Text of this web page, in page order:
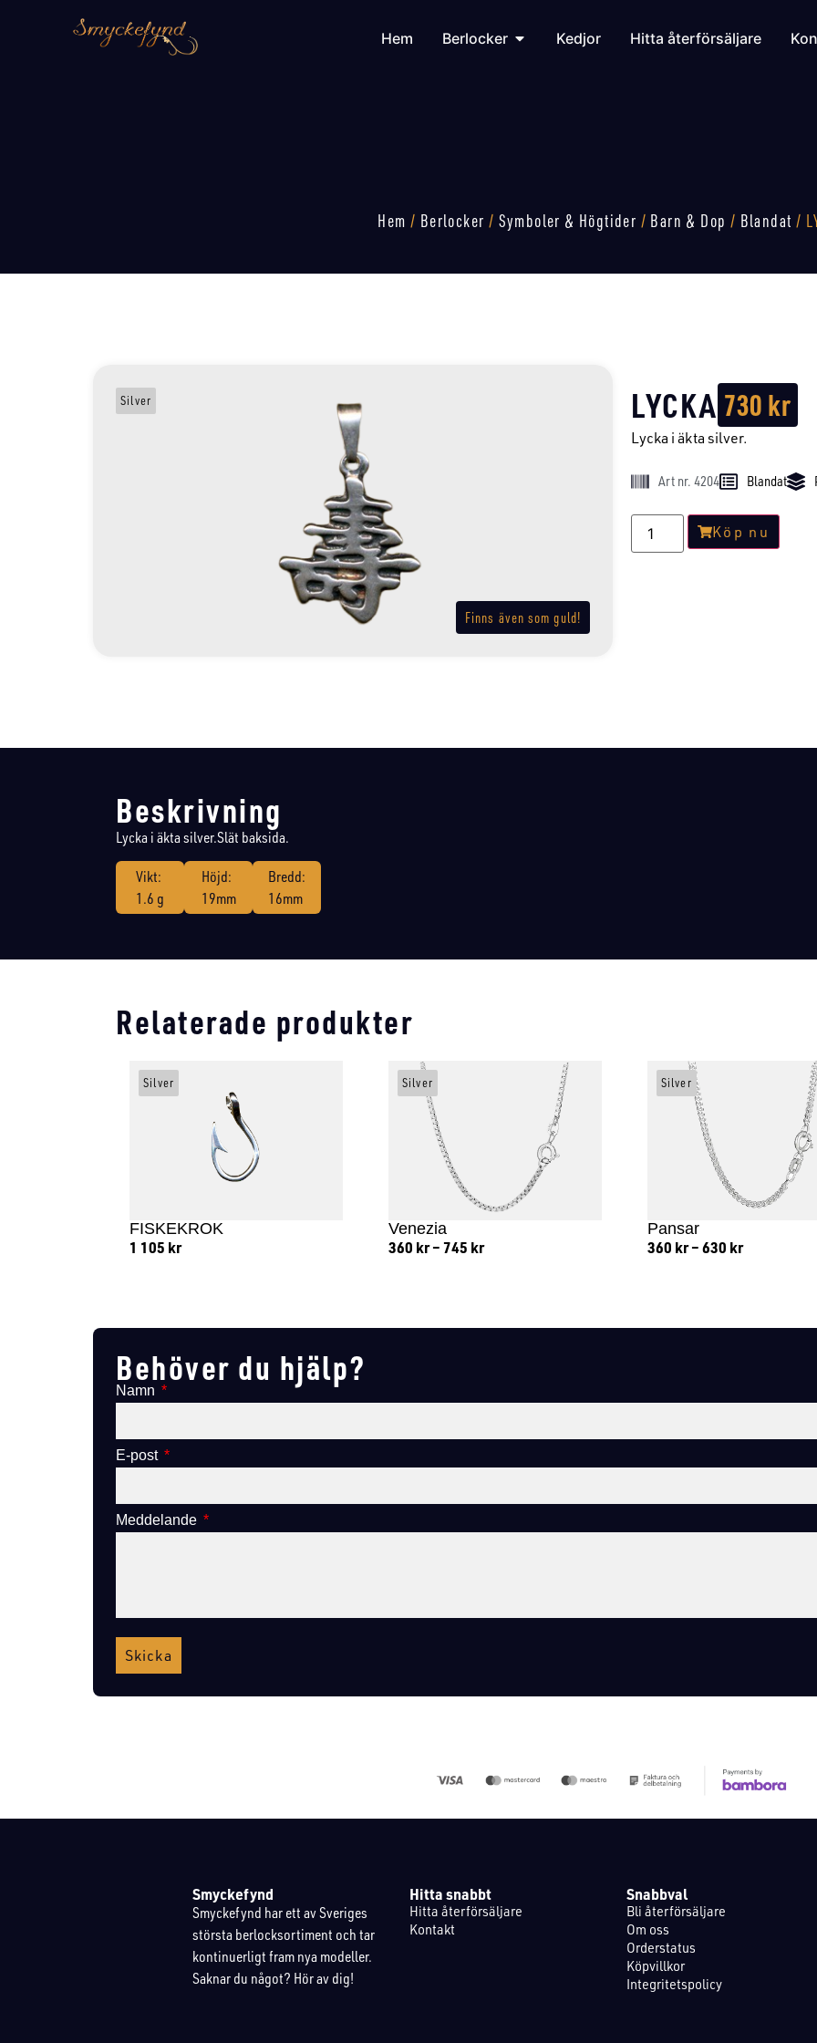
Hem Berlocker Kedjor Hitta återförsäljare
Hem / Berlocker / Symboler & Högtider / Barn & Dop / Blandat /
Finns även som guld!
Silver LYCKA 730kr
Lycka i äkta silver.
Art nr. 4204 Blandat
Köp nu
Beskrivning
Lycka i äkta silver.Slät baksida.
Vikt:
1.6 g
Höjd:
19mm
Bredd:
16mm
Relaterade produkter
FISKEKROK
1 105 kr
Silver
Venezia
360 kr –745 kr
Silver
Pansar
360 kr –630 kr
Silver
Behöver du hjälp?
Namn
E-post
Meddelande
Skicka
Smyckefynd
Smyckefynd har ett av Sveriges
största berlocksortiment och tar
kontinuerligt fram nya modeller.
Saknar du något? Hör av dig!
Hitta snabbt
Hitta återförsäljare
Kontakt
Snabbval
Bli återförsäljare
Om oss
Orderstatus
Köpvillkor
Integritetspolicy